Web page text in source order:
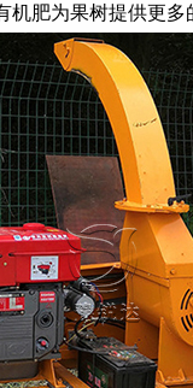
机肥为果树提供更